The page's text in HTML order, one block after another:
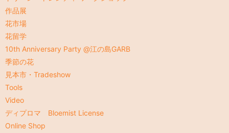
作品展
花市場
花留学
10th Anniversary Party @江の島GARB
季節の花
見本市・Tradeshow
Tools
Video
ディプロマ Bloemist License
Online Shop